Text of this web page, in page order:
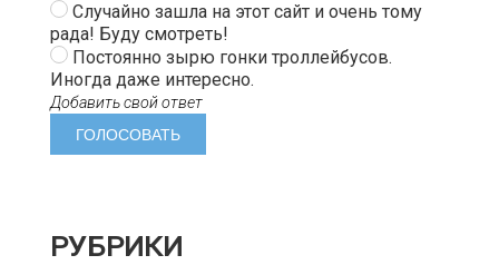
Случайно зашла на этот сайт и очень тому
рада! Буду смотреть!
Постоянно зырю гонки троллейбусов.
Иногда даже интересно.
Добавить свой ответ
РУБРИКИ